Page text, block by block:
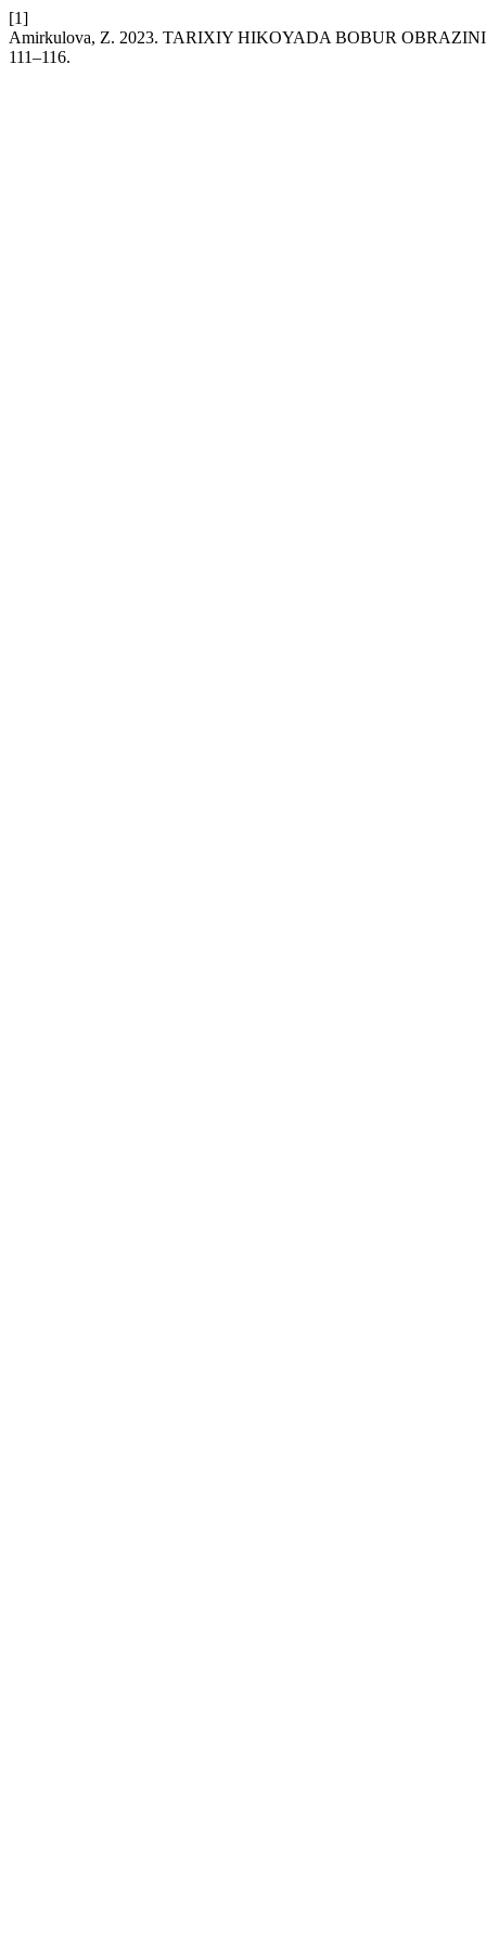
[1]
Amirkulova, Z. 2023. TARIXIY HIKOYADA BOBUR
111–116.